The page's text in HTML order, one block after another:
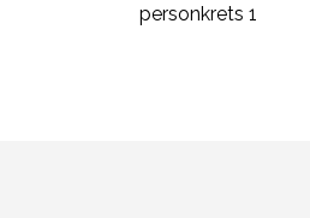
personkrets 1